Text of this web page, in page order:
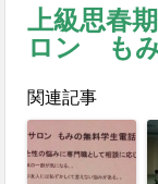
上級思春
ロン も
関連記事